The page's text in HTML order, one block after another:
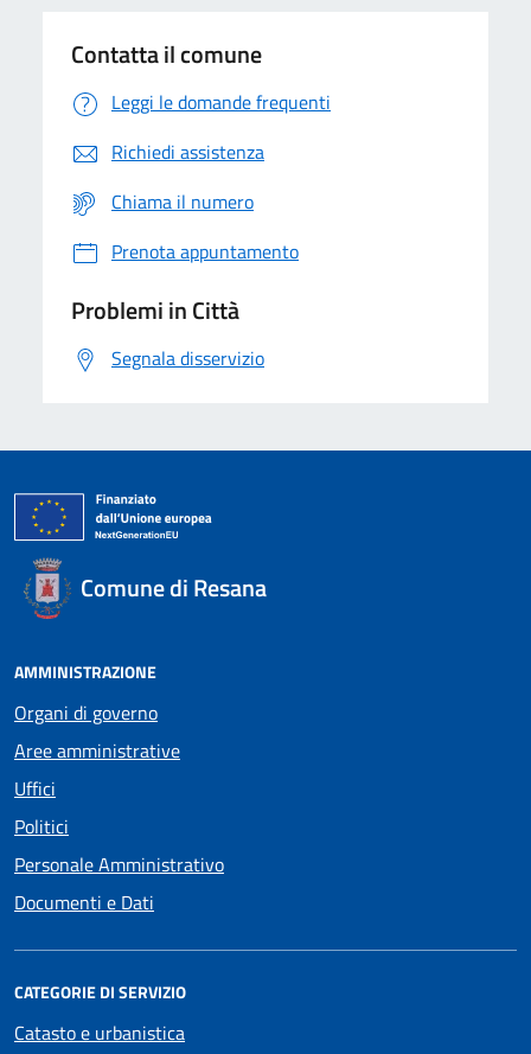
Contatta il comune
Leggi le domande frequenti
Richiedi assistenza
Chiama il numero
Prenota appuntamento
Problemi in Città
Segnala disservizio
Comune di Resana
AMMINISTRAZIONE
Organi di governo
Aree amministrative
Uffici
Politici
Personale Amministrativo
Documenti e Dati
CATEGORIE DI SERVIZIO
Catasto e urbanistica